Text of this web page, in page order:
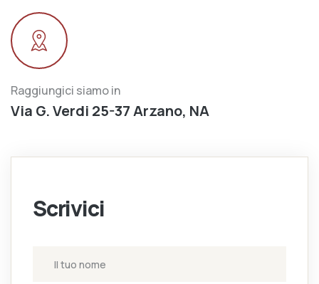
Raggiungici siamo in
Via G. Verdi 25-37 Arzano, NA
Scrivici